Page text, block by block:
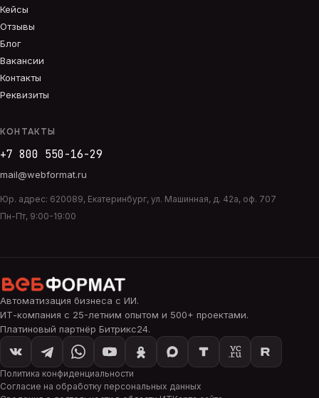
Кейсы
Отзывы
Блог
Вакансии
Контакты
Реквизиты
КОНТАКТЫ
+7 800 550-16-29
mail@webformat.ru
Юр. адрес: 620089, Екатеринбург, ул. Машинная, д. 42а, оф. 707
Пн-Пт, 9:00-19:00
Политика конфиденциальности
Согласие на обработку персональных данных
Автоматизация бизнеса с ИИ.
ИТ-компания с 25-летним опытом и 500+ проектами.
Платиновый партнёр Битрикс24.